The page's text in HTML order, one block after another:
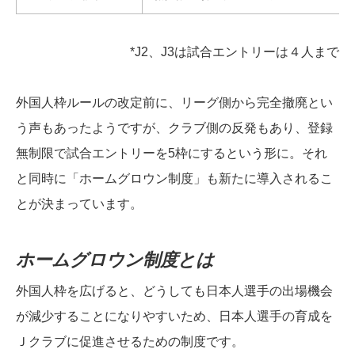
*J2、J3は試合エントリーは４人まで
外国人枠ルールの改定前に、リーグ側から完全撤廃とい
う声もあったようですが、クラブ側の反発もあり、登録
無制限で試合エントリーを5枠にするという形に。それ
と同時に「ホームグロウン制度」も新たに導入されるこ
とが決まっています。
ホームグロウン制度とは
外国人枠を広げると、どうしても日本人選手の出場機会
が減少することになりやすいため、日本人選手の育成を
Ｊクラブに促進させるための制度です。